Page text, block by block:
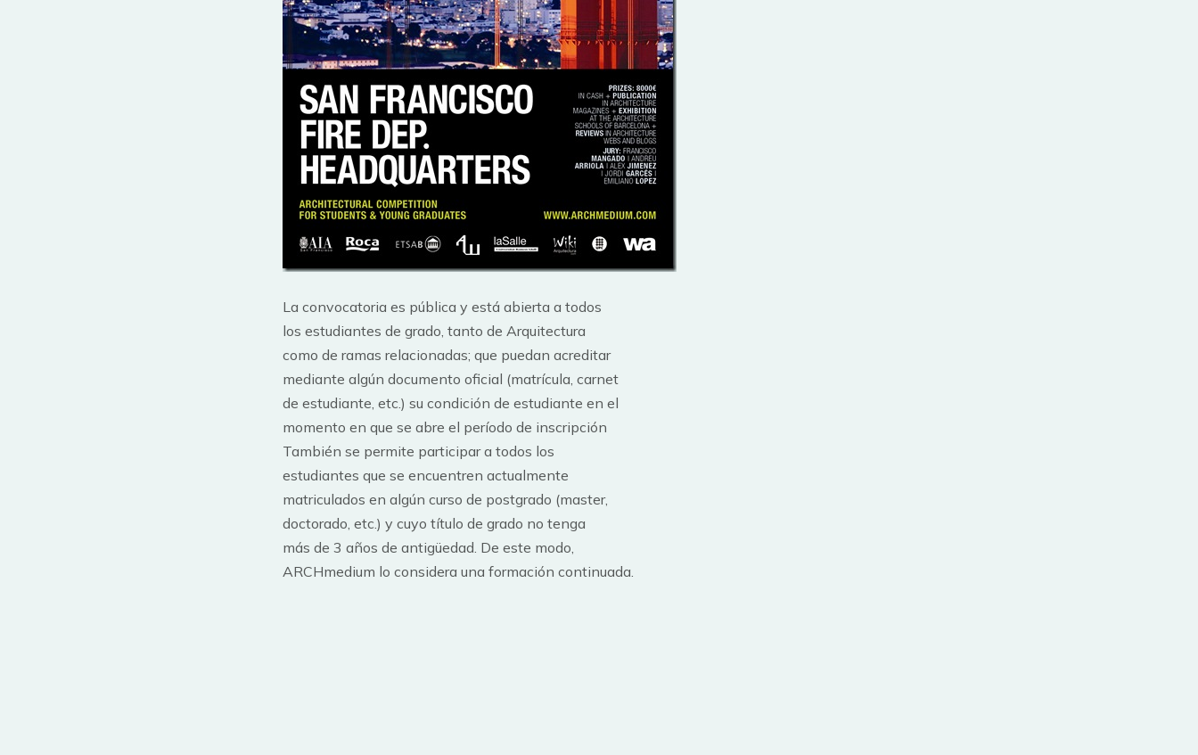
La convocatoria es pública y está abierta a todos
los estudiantes de grado, tanto de Arquitectura
como de ramas relacionadas; que puedan acreditar
mediante algún documento oficial (matrícula, carnet
de estudiante, etc.) su condición de estudiante en el
momento en que se abre el período de inscripción
También se permite participar a todos los
estudiantes que se encuentren actualmente
matriculados en algún curso de postgrado (master,
doctorado, etc.) y cuyo título de grado no tenga
más de 3 años de antigüedad. De este modo,
ARCHmedium lo considera una formación continuada.